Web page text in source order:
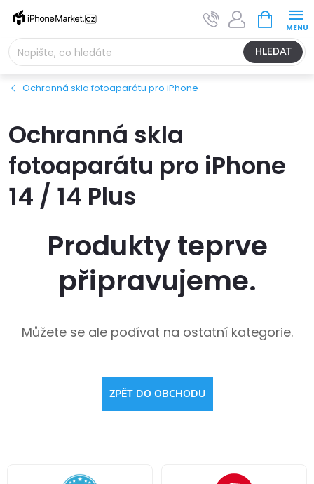
Přejít
obsah
HLEDAT
NÁKUPNÍ
KOŠÍK
Ochranná skla fotoaparátu pro iPhone
Ochranná skla
fotoaparátu pro iPhone
14 / 14 Plus
Produkty teprve
připravujeme.
Můžete se ale podívat na ostatní kategorie.
ZPĚT DO OBCHODU